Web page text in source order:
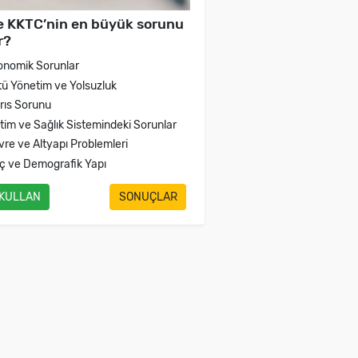
KKTC’nin en büyük sorunu
Sorunlar
Yönetim ve Yolsuzluk
Sorunu
ve Sağlık Sistemindeki Sorunlar
ve Altyapı Problemleri
ve Demografik Yapı
SONUÇLAR